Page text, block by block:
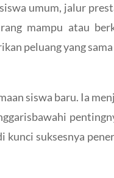
umum, jalur
mampu atau
peluang yang
siswa baru. Ia
kunci suksesnya